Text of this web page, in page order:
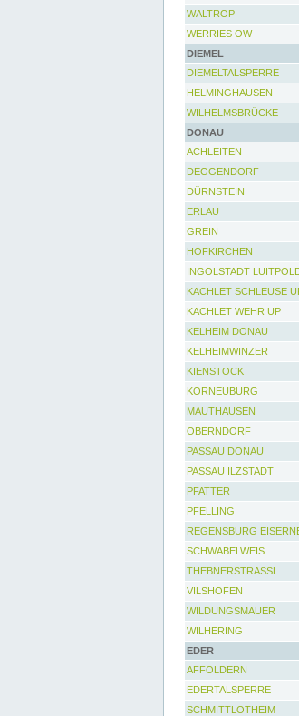
WALTROP
WERRIES OW
DIEMEL
DIEMELTALSPERRE
HELMINGHAUSEN
WILHELMSBRÜCKE
DONAU
ACHLEITEN
DEGGENDORF
DÜRNSTEIN
ERLAU
GREIN
HOFKIRCHEN
INGOLSTADT
KACHLET SCHLEUSE
KACHLET WEHR UP
KELHEIM DONAU
KELHEIMWINZER
KIENSTOCK
KORNEUBURG
MAUTHAUSEN
OBERNDORF
PASSAU DONAU
PASSAU ILZSTADT
PFATTER
PFELLING
REGENSBURG
SCHWABELWEIS
THEBNERSTRASSL
VILSHOFEN
WILDUNGSMAUER
WILHERING
EDER
AFFOLDERN
EDERTALSPERRE
SCHMITTLOTHEIM